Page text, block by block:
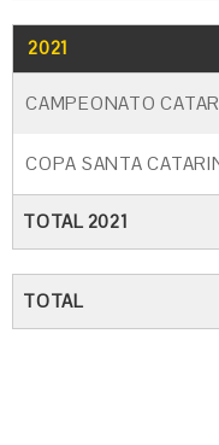
2021
CAMPEONATO
COPA SANTA
TOTAL 2021
TOTAL